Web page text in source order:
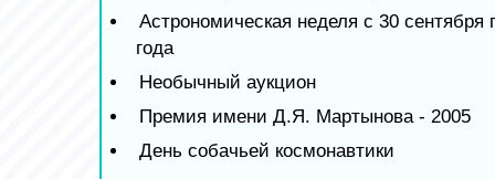
Астрономическая неделя с 30 сентября
года
Необычный аукцион
Премия имени Д.Я. Мартынова - 2005
День собачьей космонавтики